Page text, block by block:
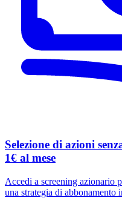
Selezione di azioni
1€ al mese
Accedi a screening azionario
una strategia di abbonamento